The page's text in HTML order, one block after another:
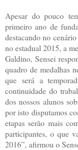
Apesar do pouco
primeiro ano de
destacando no
no estadual 2015, a
Galdino, Sensei
quadro de medalhas
que será a
continuidade do
dos nossos alunos
por isto disputamos
etapas serão mais
participantes, o que
2016”, afirmou o